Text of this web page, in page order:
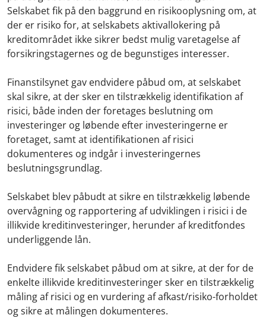
Selskabet fik på den baggrund en risikooplysning om, at
der er risiko for, at selskabets aktivallokering på
kreditområdet ikke sikrer bedst mulig varetagelse af
forsikringstagernes og de begunstiges interesser.
Finanstilsynet gav endvidere påbud om, at selskabet
skal sikre, at der sker en tilstrækkelig identifikation af
risici, både inden der foretages beslutning om
investeringer og løbende efter investeringerne er
foretaget, samt at identifikationen af risici
dokumenteres og indgår i investeringernes
beslutningsgrundlag.
Selskabet blev påbudt at sikre en tilstrækkelig løbende
overvågning og rapportering af udviklingen i risici i de
illikvide kreditinvesteringer, herunder af kreditfondes
underliggende lån.
Endvidere fik selskabet påbud om at sikre, at der for de
enkelte illikvide kreditinvesteringer sker en tilstrækkelig
måling af risici og en vurdering af afkast/risiko-forholdet
og sikre at målingen dokumenteres.